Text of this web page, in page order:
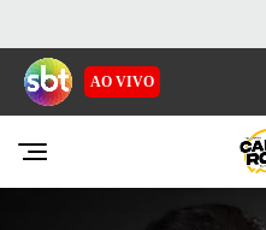
AO VIVO
EMISSORAS